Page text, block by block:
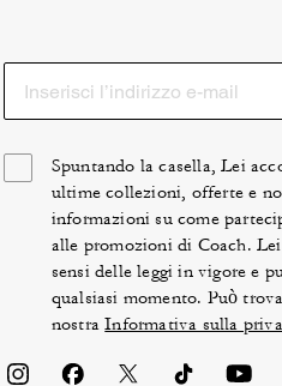
Spuntando la casella, Lei
ultime collezioni, offerte e
informazioni su come
alle promozioni di Coach.
sensi delle leggi in vigore e
qualsiasi momento. Può
nostraInformativa sulla